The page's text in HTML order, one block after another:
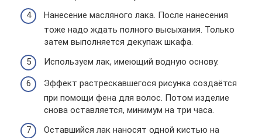
Нанесение масляного лака. После нанесения
тоже надо ждать полного высыхания. Только
затем выполняется декупаж шкафа.
Используем лак, имеющий водную основу.
Эффект растрескавшегося рисунка создаётся
при помощи фена для волос. Потом изделие
снова оставляется, минимум на три часа.
Оставшийся лак наносят одной кистью на